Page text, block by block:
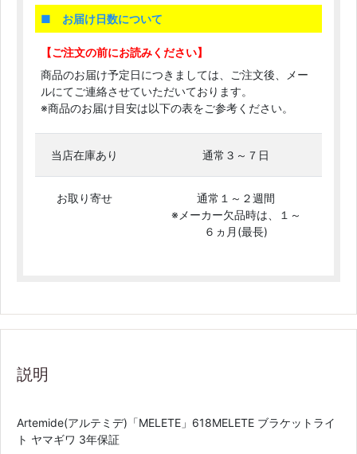
■ お届け日数について
【ご注文の前にお読みください】
商品のお届け予定日につきましては、ご注文後、メー
ルにてご連絡させていただいております。
※商品のお届け目安は以下の表をご参考ください。
当店在庫あり 通常３～７日
お取り寄せ
通常１～２週間
※メーカー欠品時は、１～
６ヵ月(最長)
説明
Artemide(アルテミデ)「MELETE」618MELETE ブラケットライ
ト ヤマギワ 3年保証